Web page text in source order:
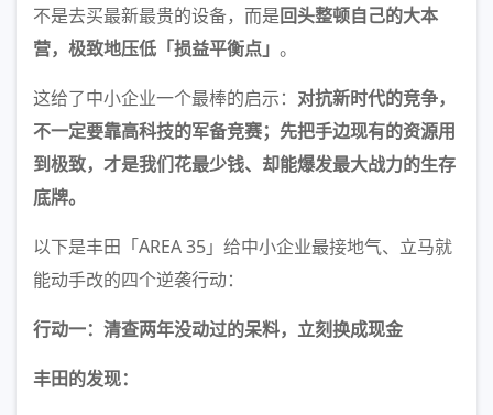
不是去买最新最贵的设备，而是回头整顿自己的大本
营，极致地压低「损益平衡点」 。
这给了中小企业一个最棒的启示： 对抗新时代的竞争，
不一定要靠高科技的军备竞赛；先把手边现有的资源用
到极致，才是我们花最少钱、却能爆发最大战力的生存
底牌。
以下是丰田「AREA 35」给中小企业最接地气、立马就
能动手改的四个逆袭行动：
行动一：清查两年没动过的呆料，立刻换成现金
丰田的发现：